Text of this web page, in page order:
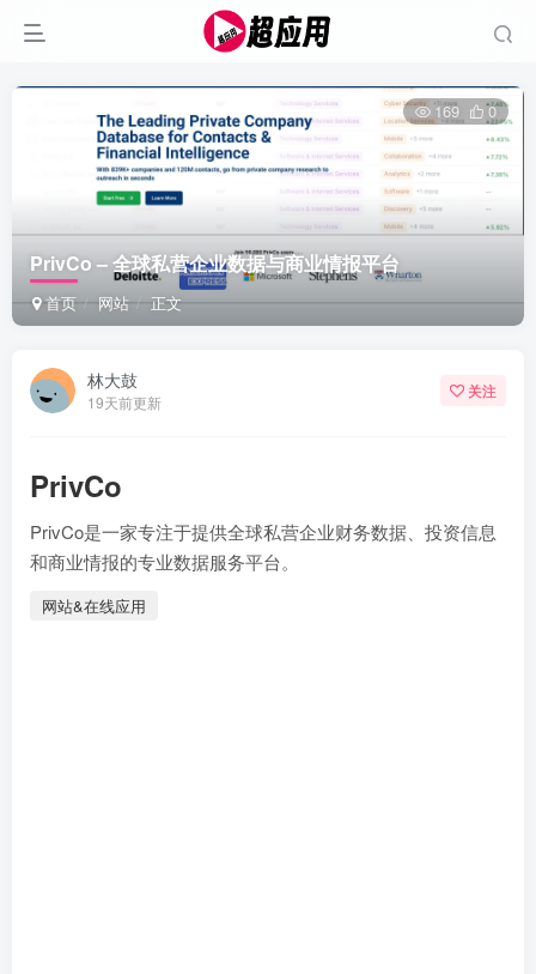
PrivCo – 全球私营企业数据与商业情报平台
首页 网站 正文
169 0
林大鼓
19天前更新
关注
PrivCo
PrivCo是一家专注于提供全球私营企业财务数据、投资信息
和商业情报的专业数据服务平台。
网站&在线应用